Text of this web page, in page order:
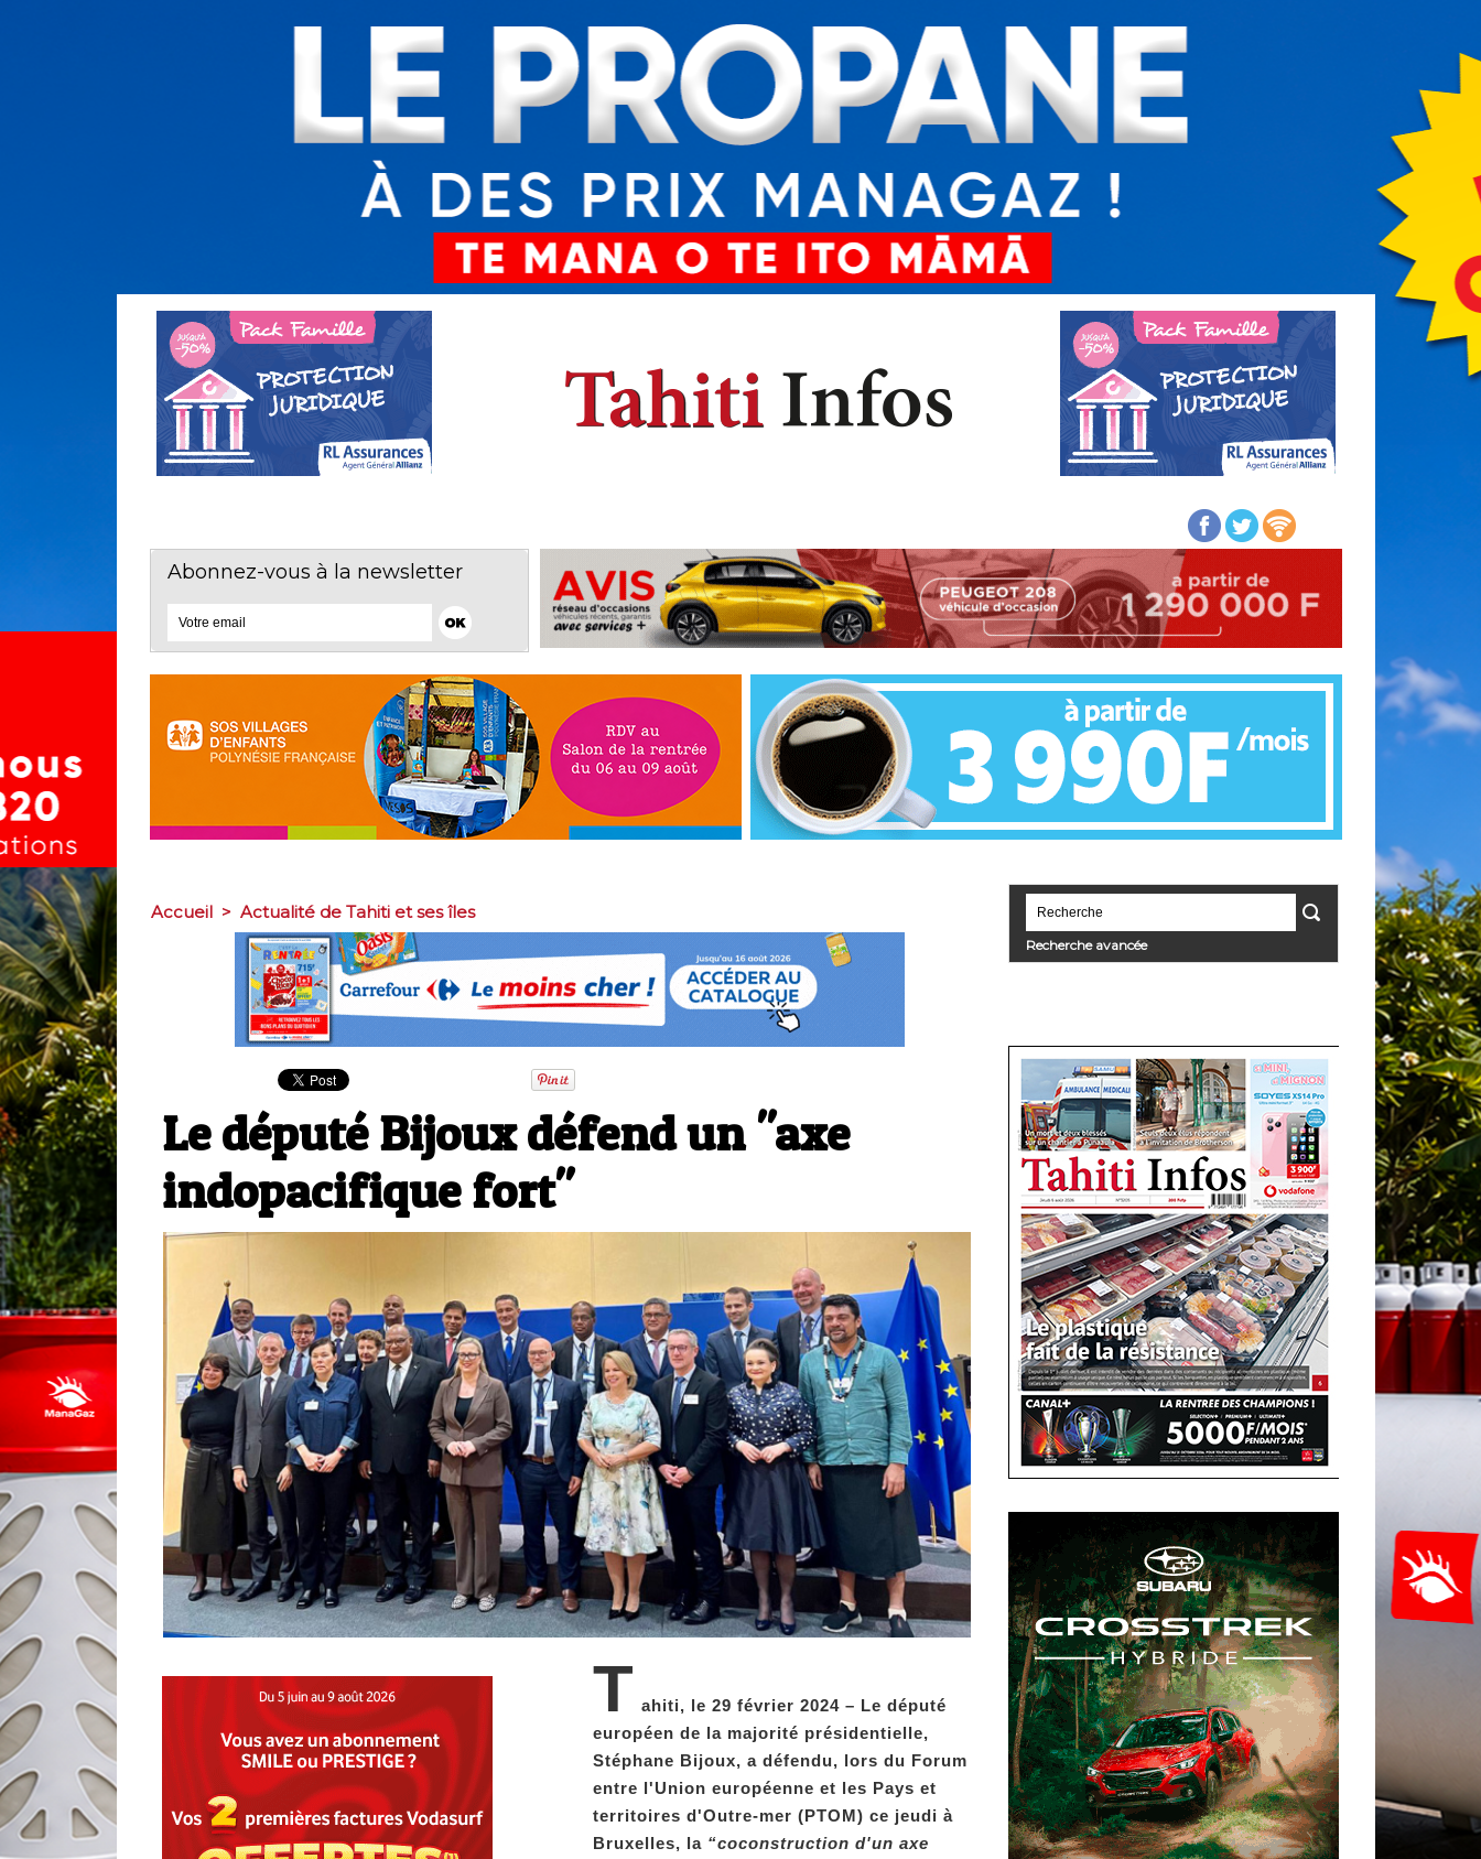
Abonnez-vous à la newsletter
Accueil > Actualité de Tahiti et ses îles
Le député Bijoux défend un "axe
indopacifique fort"
T ahiti, le 29 février 2024 – Le député
européen de la majorité présidentielle,
Stéphane Bijoux, a défendu, lors du Forum
entre l'Union européenne et les Pays et
territoires d'Outre-mer (PTOM) ce jeudi à
Bruxelles, la “coconstruction d'un axe
Recherche avancée